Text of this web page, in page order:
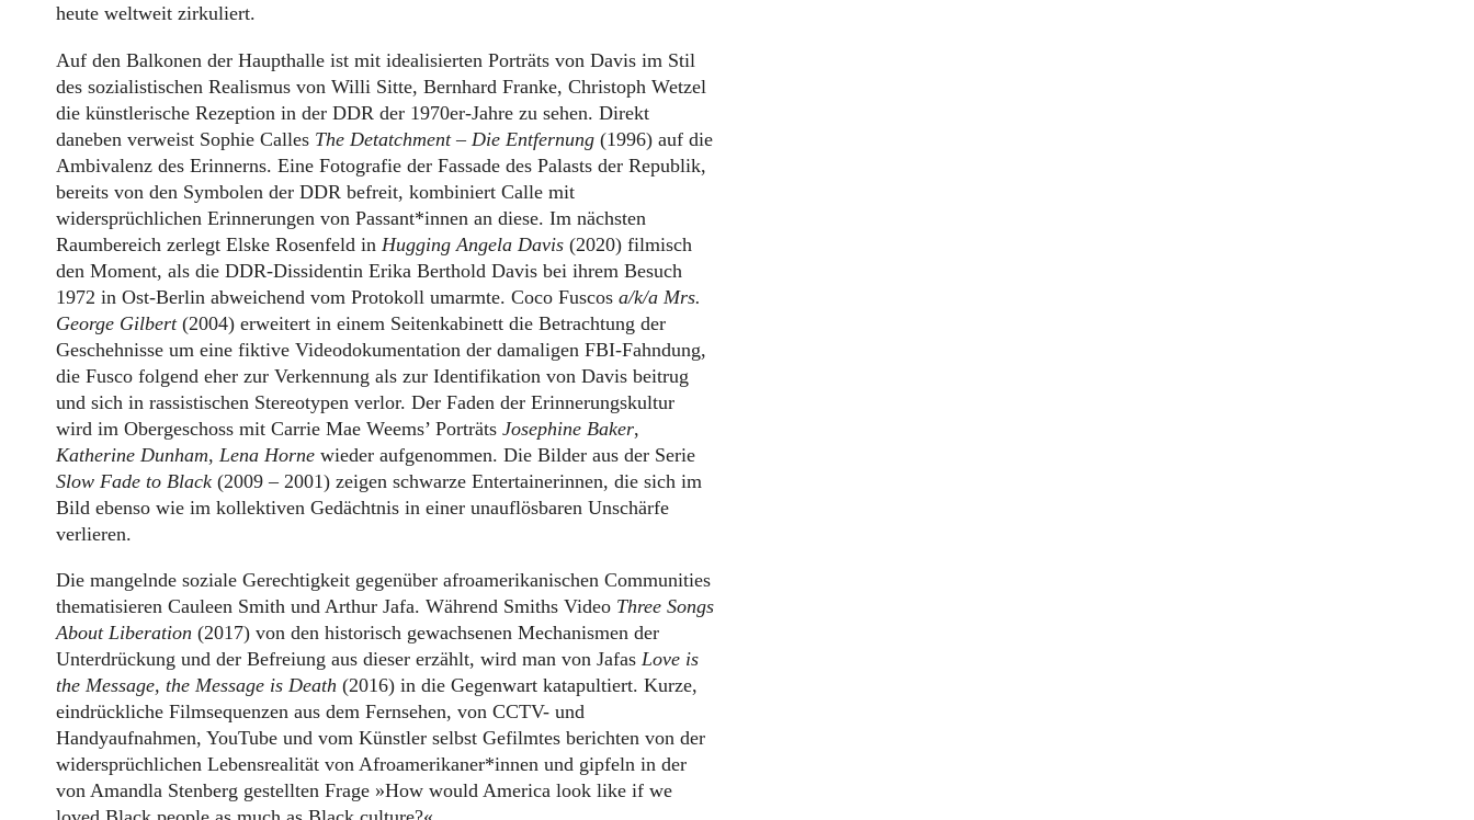
heute weltweit zirkuliert.
Auf den Balkonen der Haupthalle ist mit idealisierten Porträts von Davis im Stil
des sozialistischen Realismus von Willi Sitte, Bernhard Franke, Christoph Wetzel
die künstlerische Rezeption in der DDR der 1970er-Jahre zu sehen. Direkt
daneben verweist Sophie Calles The Detatchment – Die Entfernung (1996) auf die
Ambivalenz des Erinnerns. Eine Fotografie der Fassade des Palasts der Republik,
bereits von den Symbolen der DDR befreit, kombiniert Calle mit
widersprüchlichen Erinnerungen von Passant*innen an diese. Im nächsten
Raumbereich zerlegt Elske Rosenfeld in Hugging Angela Davis (2020) filmisch
den Moment, als die DDR-Dissidentin Erika Berthold Davis bei ihrem Besuch
1972 in Ost-Berlin abweichend vom Protokoll umarmte. Coco Fuscosa/k/a Mrs.
George Gilbert(2004) erweitert in einem Seitenkabinett die Betrachtung der
Geschehnisse um eine fiktive Videodokumentation der damaligen FBI-Fahndung,
die Fusco folgend eher zur Verkennung als zur Identifikation von Davis beitrug
und sich in rassistischen Stereotypen verlor. Der Faden der Erinnerungskultur
wird im Obergeschoss mit Carrie Mae Weems’ PorträtsJosephine Baker,
Katherine Dunham, Lena Horne wieder aufgenommen. Die Bilder aus der Serie
Slow Fade to Black (2009 – 2001) zeigen schwarze Entertainerinnen, die sich im
Bild ebenso wie im kollektiven Gedächtnis in einer unauflösbaren Unschärfe
verlieren.
Die mangelnde soziale Gerechtigkeit gegenüber afroamerikanischen Communities
thematisieren Cauleen Smith und Arthur Jafa. Während Smiths Video Three Songs
About Liberation (2017) von den historisch gewachsenen Mechanismen der
Unterdrückung und der Befreiung aus dieser erzählt, wird man von JafasLove is
the Message, the Message is Death (2016) in die Gegenwart katapultiert. Kurze,
eindrückliche Filmsequenzen aus dem Fernsehen, von CCTV- und
Handyaufnahmen, YouTube und vom Künstler selbst Gefilmtes berichten von der
widersprüchlichen Lebensrealität von Afroamerikaner*innen und gipfeln in der
von Amandla Stenberg gestellten Frage »How would America look like if we